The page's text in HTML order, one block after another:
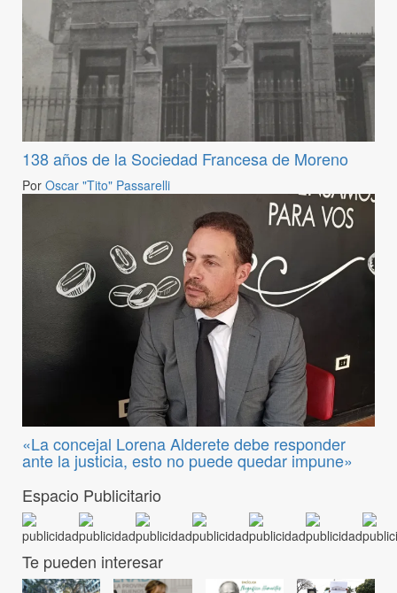
138 años de la Sociedad Francesa de Moreno
Por Oscar "Tito" Passarelli
«La concejal Lorena Alderete debe responder
ante la justicia, esto no puede quedar impune»
Espacio Publicitario
Te pueden interesar